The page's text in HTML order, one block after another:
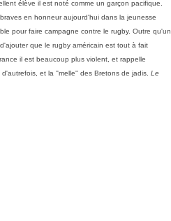
élève il est noté comme un garçon pacifique.
en honneur aujourd'hui dans la jeunesse
pour faire campagne contre le rugby. Outre qu'un
que le rugby américain est tout à fait
il est beaucoup plus violent, et rappelle
et la ''melle'' des Bretons de jadis. Le